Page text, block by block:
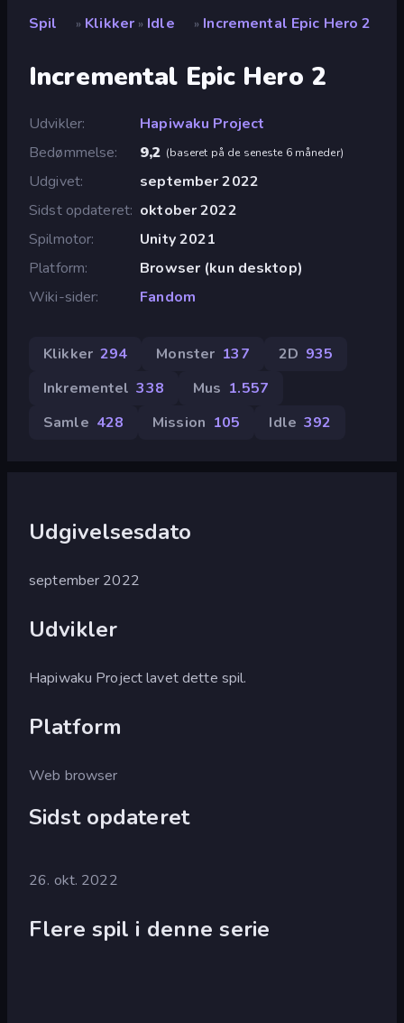
Spil » Klikker » Idle » Incremental Epic Hero 2
Incremental Epic Hero 2
Udvikler
Hapiwaku Project
Bedømmelse
9,2 (baseret på de seneste 6 måneder)
Udgivet
september 2022
Sidst opdateret oktober 2022
Spilmotor
Unity 2021
Platform
Browser (kun desktop)
Wiki-sider
Fandom
Klikker 294 Monster 137 2D 935
Inkrementel 338 Mus 1.557
Samle 428 Mission 105 Idle 392
Udgivelsesdato
september 2022
Udvikler
Hapiwaku Project lavet dette spil.
Platform
Web browser
Sidst opdateret
26. okt. 2022
Flere spil i denne serie